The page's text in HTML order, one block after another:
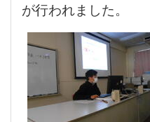
が行われました。